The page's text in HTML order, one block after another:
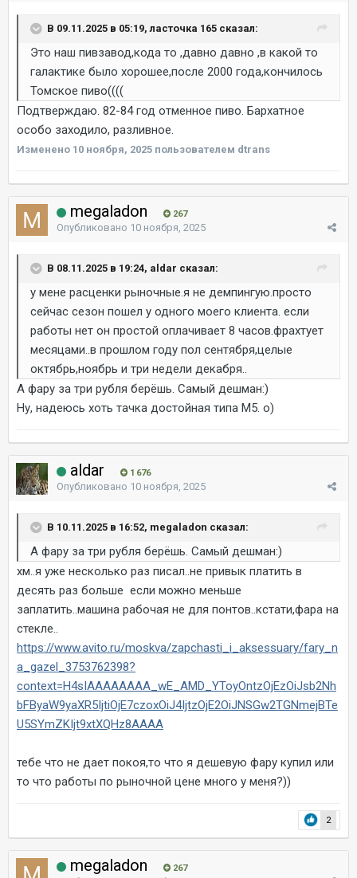
В 09.11.2025 в 05:19, ласточка 165 сказал:
Это наш пивзавод,кода то ,давно давно ,в какой то
галактике было хорошее,после 2000 года,кончилось
Томское пиво((((
Подтверждаю. 82-84 год отменное пиво. Бархатное
особо заходило, разливное.
Изменено 10 ноября, 2025 пользователем dtrans
megaladon 267
Опубликовано 10 ноября, 2025
В 08.11.2025 в 19:24, aldar сказал:
у мене расценки рыночные.я не демпингую.просто
сейчас сезон пошел у одного моего клиента. если
работы нет он простой оплачивает 8 часов.фрахтует
месяцами..в прошлом году пол сентября,целые
октябрь,ноябрь и три недели декабря..
А фару за три рубля берёшь. Самый дешман:)
Ну, надеюсь хоть тачка достойная типа М5. о)
aldar 1 676
Опубликовано 10 ноября, 2025
В 10.11.2025 в 16:52, megaladon сказал:
А фару за три рубля берёшь. Самый дешман:)
хм..я уже несколько раз писал..не привык платить в
десять раз больше если можно меньше
заплатить..машина рабочая не для понтов..кстати,фара на
стекле..
https://www.avito.ru/moskva/zapchasti_i_aksessuary/fary_n
a_gazel_3753762398?
context=H4sIAAAAAAAA_wE_AMD_YToyOntzOjEzOiJsb2Nh
bFByaW9yaXR5IjtiOjE7czoxOiJ4IjtzOjE2OiJNSGw2TGNmejBTe
U5SYmZKIjt9xtXQHz8AAAA
тебе что не дает покоя,то что я дешевую фару купил или
то что работы по рыночной цене много у меня?))
2
megaladon 267